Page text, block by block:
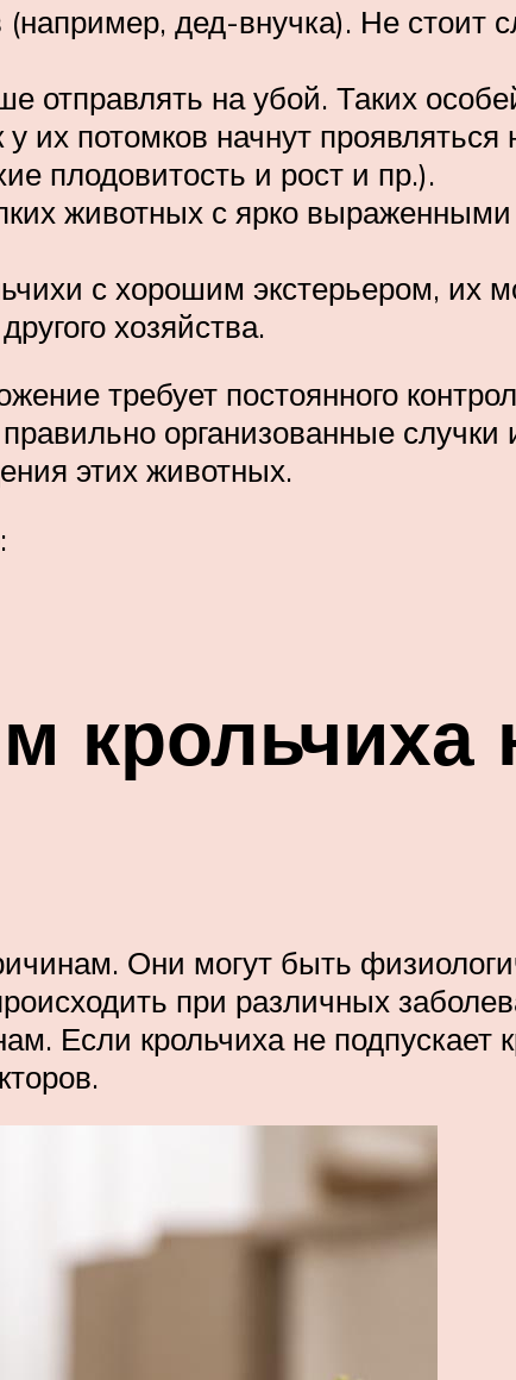
дед-внучка). Не стоит
отправлять на убой. Таких
их потомков начнут
плодовитость и рост и пр.).
животных с ярко
с хорошим экстерьером, их
хозяйства.
требует постоянного
организованные
этих животных.
крольчиха
Они могут быть
при различных
Если крольчиха не подпускает